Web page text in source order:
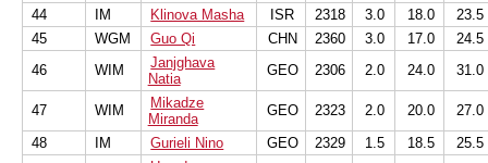
44
IM Klinova Masha ISR 2318 3.0 18.0
23.5
45
WGM Guo Qi CHN 2360 3.0 17.0
24.5
46
WIM
Janjghava
Natia
GEO 2306 2.0 24.0 31.0
47 WIM
Mikadze
Miranda
GEO 2323 2.0 20.0
27.0
48
IM Gurieli Nino GEO 2329 1.5 18.5
25.5